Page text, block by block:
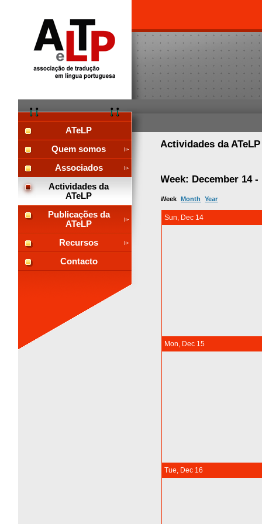
ATeLP
Quem somos
Associados
Actividades da
ATeLP
Publicações da
ATeLP
Recursos
Contacto
Actividades da
Week: December 14
Week Month Year
Sun, Dec 14
Mon, Dec 15
Tue, Dec 16